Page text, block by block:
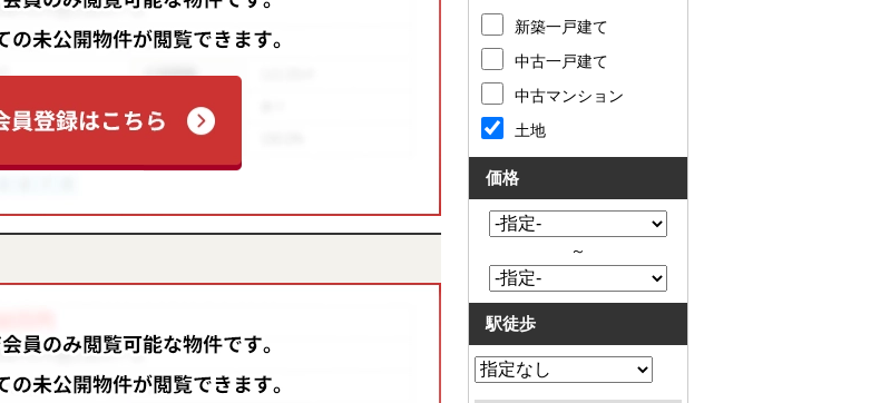
新築一戸建て
中古一戸建て
中古マンション
土地
価格
～
駅徒歩